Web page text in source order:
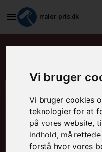
Vi bruger
Vi bruger cookies
teknologier for at
på vores website,
indhold,
forstå hvor vores
maler-pris.dk
Beregn prisen her
MALEROPGAVER -